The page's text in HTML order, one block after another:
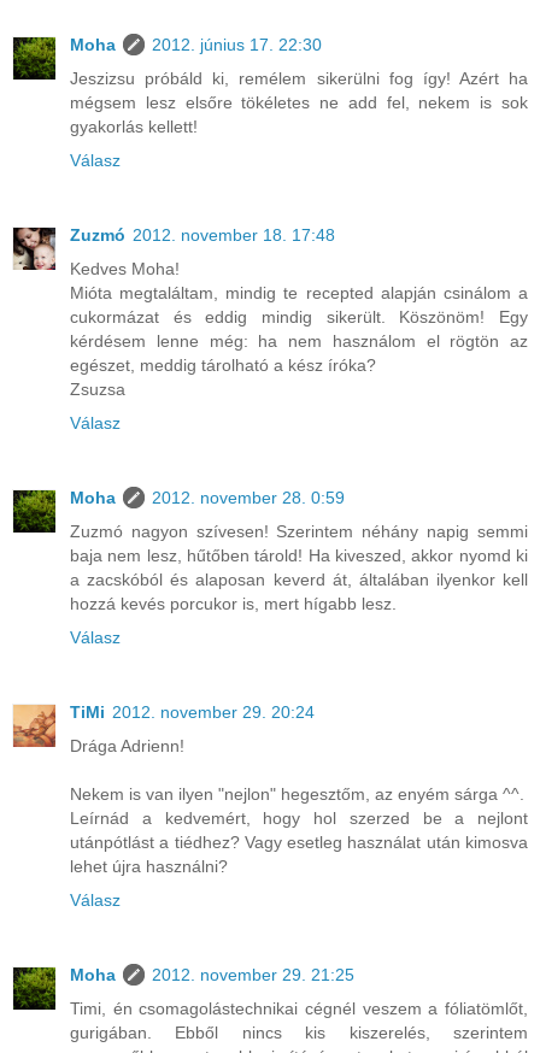
Moha
2012. június 17. 22:30
Jeszizsu próbáld ki, remélem sikerülni fog így! Azért ha
mégsem lesz elsőre tökéletes ne add fel, nekem is sok
gyakorlás kellett!
Válasz
Zuzmó 2012. november 18. 17:48
Kedves Moha!
Mióta megtaláltam, mindig te recepted alapján csinálom a
cukormázat és eddig mindig sikerült. Köszönöm! Egy
kérdésem lenne még: ha nem használom el rögtön az
egészet, meddig tárolható a kész íróka?
Zsuzsa
Válasz
Moha
2012. november 28. 0:59
Zuzmó nagyon szívesen! Szerintem néhány napig semmi
baja nem lesz, hűtőben tárold! Ha kiveszed, akkor nyomd ki
a zacskóból és alaposan keverd át, általában ilyenkor kell
hozzá kevés porcukor is, mert hígabb lesz.
Válasz
TiMi 2012. november 29. 20:24
Drága Adrienn!
Nekem is van ilyen "nejlon" hegesztőm, az enyém sárga ^^.
Leírnád a kedvemért, hogy hol szerzed be a nejlont
utánpótlást a tiédhez? Vagy esetleg használat után kimosva
lehet újra használni?
Válasz
Moha
2012. november 29. 21:25
Timi, én csomagolástechnikai cégnél veszem a fóliatömlőt,
gurigában. Ebből nincs kis kiszerelés, szerintem